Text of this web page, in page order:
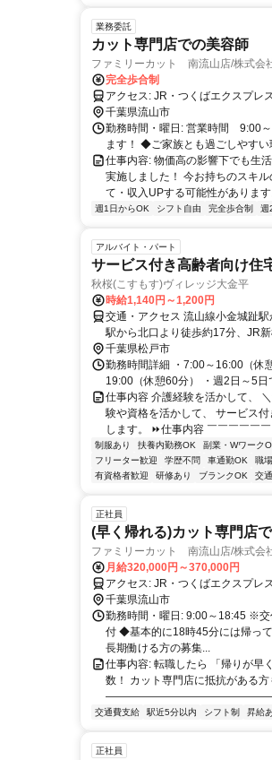
業務委託
カット専門店での美容師
ファミリーカット 南流山店/株式会
完全歩合制
アクセス: JR・つくばエク
千葉県流山市
勤務時間・曜日: 営業時間 9:00
ます！ ◆ご家族とも過ごしやすい
仕事内容: 物価高の影響下でも生
実施しました！ 今お持ちのスキ
て・収入UPする可能性がありま
週1日からOK シフト自由 完全歩合制 週
アルバイト・パート
サービス付き高齢者向け住
秋桜(こすもす)ヴィレッジ大金平
時給1,140円～1,200円
交通・アクセス 流山線小金城趾
駅から北口より徒歩約17分、JR
千葉県松戸市
勤務時間詳細 ・7:00～16:00（休
19:00（休憩60分） ・週2日～5
仕事内容 介護経験を活かして、
験や資格を活かして、 サービス
します。 ⏩仕事内容 ￣￣￣￣￣
制服あり 扶養内勤務OK 副業・Wワーク
フリーター歓迎
学歴不問 車通勤OK 職
有資格者歓迎
研修あり ブランクOK 交
正社員
(早く帰れる)カット専門店
ファミリーカット 南流山店/株式会
月給320,000円～370,000円
アクセス: JR・つくばエク
千葉県流山市
勤務時間・曜日: 9:00～18:45 ※
付 ◆基本的に18時45分には帰っ
長期働ける方の募集...
仕事内容: 転職したら 「帰りが早
数！ カット専門店に抵抗がある
交通費支給 駅近5分以内 シフト制 昇給
正社員